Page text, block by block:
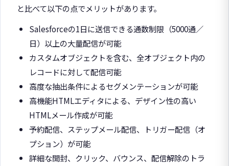
と比べて以下の点でメリットがあります。
Salesforceの1日に送信できる通数制限（5000通／
日）以上の大量配信が可能
カスタムオブジェクトを含む、全オブジェクト内の
レコードに対して配信可能
高度な抽出条件によるセグメンテーションが可能
高機能HTMLエディタによる、デザイン性の高い
HTMLメール作成が可能
予約配信、ステップメール配信、トリガー配信（オ
プション）が可能
詳細な開封、クリック、バウンス、配信解除のトラ